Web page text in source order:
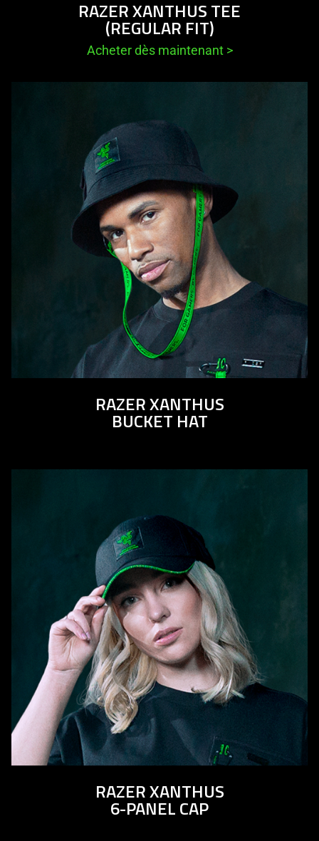
RAZER XANTHUS TEE
(REGULAR FIT)
Acheter dès maintenant >
RAZER XANTHUS
BUCKET HAT
RAZER XANTHUS
6-PANEL CAP